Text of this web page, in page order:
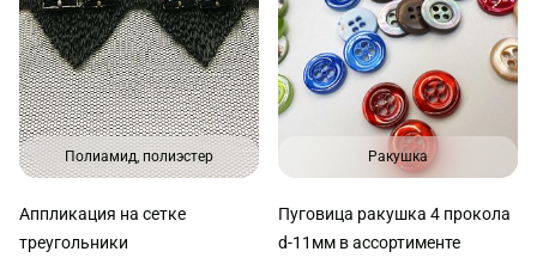
Полиамид, полиэстер
Аппликация на сетке
треугольники
Ракушка
Пуговица ракушка 4 прокола
d-11мм в ассортименте